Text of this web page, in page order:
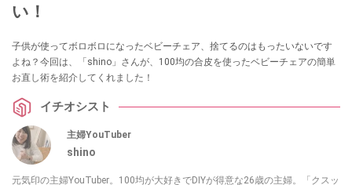
い！
子供が使ってボロボロになったベビーチェア、捨てるのはもったいないです
よね？今回は、「shino」さんが、100均の合皮を使ったベビーチェアの簡単
お直し術を紹介してくれました！
イチオシスト
主婦YouTuber
shino
元気印の主婦YouTuber。100均が大好きでDIYが得意な26歳の主婦。「クスッ